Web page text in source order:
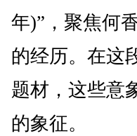
年)”，聚焦何
的经历。在这
题材，这些意
的象征。